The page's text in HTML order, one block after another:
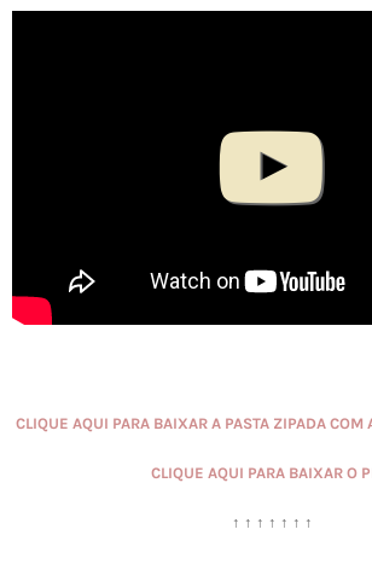
CLIQUE AQUI PARA BAIXAR A PASTA ZIPADA COM
CLIQUE AQUI PARA BAIXAR O
↑ ↑ ↑ ↑ ↑ ↑ ↑